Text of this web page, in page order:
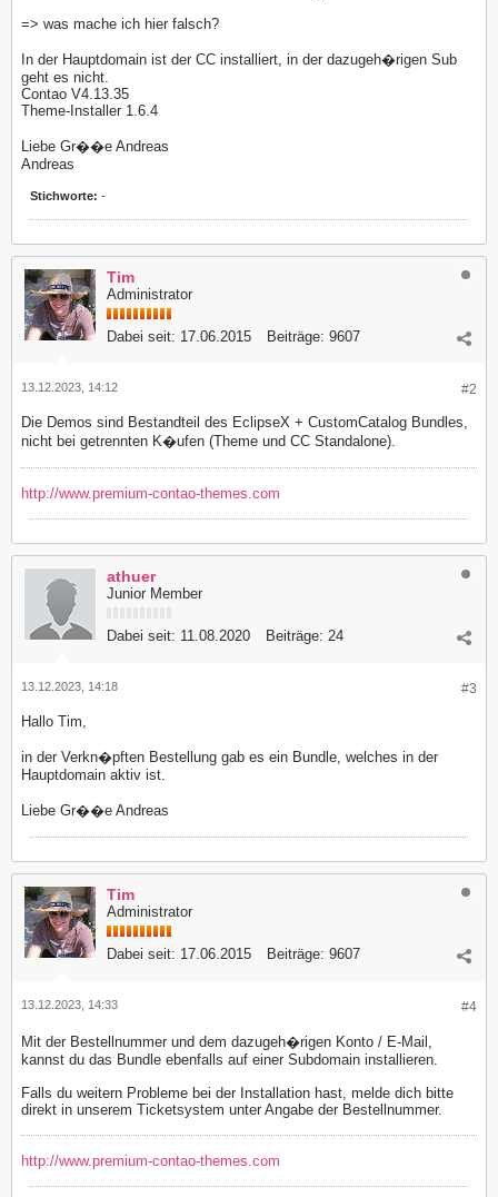
=> was mache ich hier falsch?
In der Hauptdomain ist der CC installiert, in der dazugeh�rigen Sub
geht es nicht.
Contao V4.13.35
Theme-Installer 1.6.4
Liebe Gr��e Andreas
Andreas
Stichworte: -
Tim
Administrator
Dabei seit: 17.06.2015 Beiträge: 9607
#2
13.12.2023, 14:12
Die Demos sind Bestandteil des EclipseX + CustomCatalog Bundles,
nicht bei getrennten K�ufen (Theme und CC Standalone).
http://www.premium-contao-themes.com
athuer
Junior Member
Dabei seit: 11.08.2020 Beiträge: 24
#3
13.12.2023, 14:18
Hallo Tim,
in der Verkn�pften Bestellung gab es ein Bundle, welches in der
Hauptdomain aktiv ist.
Liebe Gr��e Andreas
Tim
Administrator
Dabei seit: 17.06.2015 Beiträge: 9607
#4
13.12.2023, 14:33
Mit der Bestellnummer und dem dazugeh�rigen Konto / E-Mail,
kannst du das Bundle ebenfalls auf einer Subdomain installieren.
Falls du weitern Probleme bei der Installation hast, melde dich bitte
direkt in unserem Ticketsystem unter Angabe der Bestellnummer.
http://www.premium-contao-themes.com